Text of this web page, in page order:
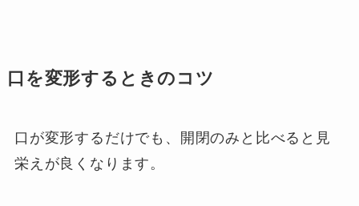
口を変形するときのコツ
口が変形するだけでも、開閉のみと比べると見
栄えが良くなります。